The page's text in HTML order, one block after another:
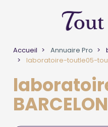
Accueil Annuaire Pro
laboratoire-toutle05-